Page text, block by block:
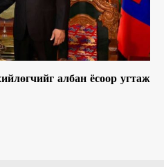
албан ёсоор угтаж